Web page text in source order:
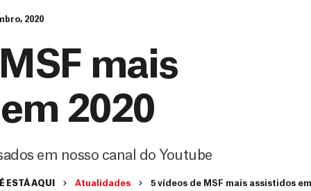
2020
mais
2020
em nosso canal do Youtube
ESTÁ AQUI Atualidades 5 vídeos de MSF mais assistidos em